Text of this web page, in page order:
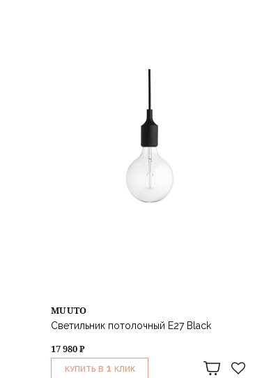
MUUTO
Светильник потолочный E27 Black
17 980 ₽
КУПИТЬ В 1 КЛИК